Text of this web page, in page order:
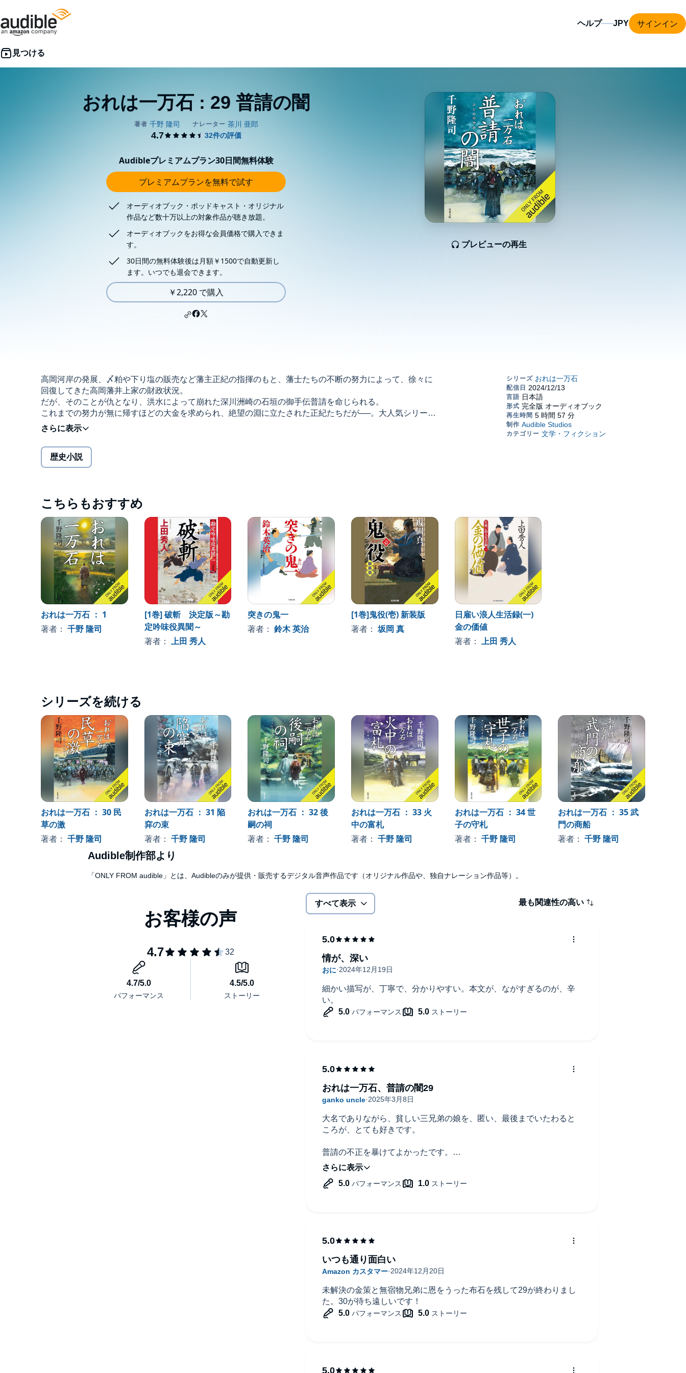
ヘルプ サインイン
おれは一万石 : 29 普請の闇
プレビューの再生
Audibleプレミアムプラン30日間無料体験
プレミアムプランを無料で試す
オーディオブック・ポッドキャスト・オリジナル
作品など数十万以上の対象作品が聴き放題。
オーディオブックをお得な会員価格で購入できま
す。
30日間の無料体験後は月額￥1500で自動更新し
ます。いつでも退会できます。
￥2,220 で購入
高岡河岸の発展、〆粕や下り塩の販売など藩主正紀の指揮のもと、藩士たちの不断の努力によって、徐々に
回復してきた高岡藩井上家の財政状況。
だが、そのことが仇となり、洪水によって崩れた深川洲崎の石垣の御手伝普請を命じられる。
これまでの努力が無に帰すほどの大金を求められ、絶望の淵に立たされた正紀たちだが──。大人気シリーズ
第29弾！©2024 千野 隆司 (P)2024 Audible, Inc.
歴史小説
こちらもおすすめ
おれは一万石 ： 1
著者： 千野 隆司
[1巻] 破斬 決定版～勘
定吟味役異聞～
著者： 上田 秀人
突きの鬼一
著者：鈴木 英治
[1巻]鬼役(壱) 新装版
著者： 坂岡 真
日雇い浪人生活録(一)
金の価値
著者： 上田 秀人
シリーズを続ける
おれは一万石 ： 30 民
草の激
著者： 千野 隆司
おれは一万石 ： 31 陥
穽の束
著者： 千野 隆司
おれは一万石 ： 32 後
嗣の祠
著者：千野 隆司
おれは一万石 ： 33 火
中の富札
著者： 千野 隆司
おれは一万石 ： 34 世
子の守札
著者： 千野 隆司
おれは一万石 ： 35 武
門の商船
著者：千野 隆司
Audible制作部より
「ONLY FROM audible」とは、Audibleのみが提供・販売するデジタル音声作品です（オリジナル作品や、独自ナレーション作品等）。
すべて表示 最も関連性の高い
細かい描写が、丁寧で、分かりやすい。本文が、ながすぎるのが、辛
い。
情が、深い
大名でありながら、貧しい三兄弟の娘を、匿い、最後までいたわると
ころが、とても好きです。
普請の不正を暴けてよかったです。
面白かった！
おれは一万石、普請の闇29
未解決の金策と無宿物兄弟に恩をうった布石を残して29が終わりまし
た。30が待ち遠しいです！
いつも通り面白い